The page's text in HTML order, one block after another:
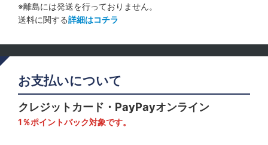
※離島には発送を行っておりません。
送料に関する詳細はコチラ
お支払いについて
クレジットカード・PayPayオンライン
1％ポイントバック対象です。